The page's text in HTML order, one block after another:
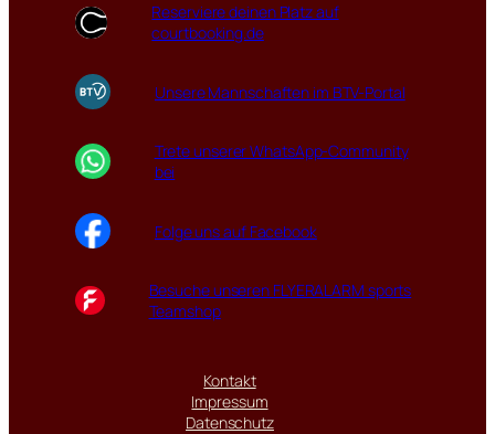
Reserviere deinen Platz auf
courtbooking.de
Unsere Mannschaften im BTV-Portal
Trete unserer WhatsApp-Community
bei
Folge uns auf Facebook
Besuche unseren FLYERALARM sports
Teamshop
Kontakt
Impressum
Datenschutz